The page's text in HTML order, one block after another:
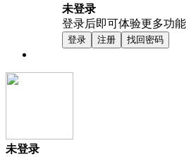
未登录
登录后即可体验更多功能
登录 注册 找回密码
未登录